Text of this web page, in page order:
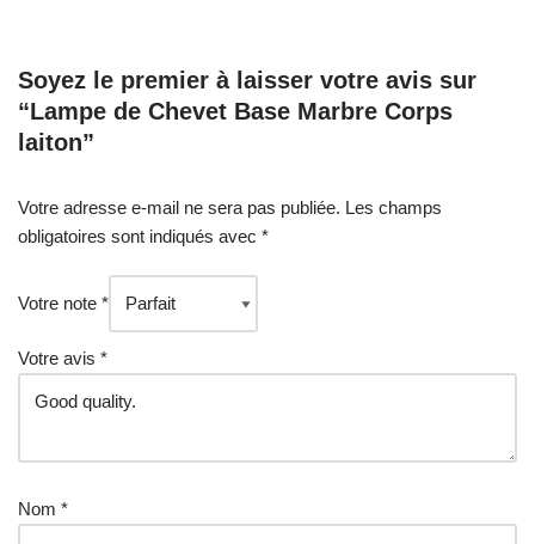
Soyez le premier à laisser votre avis sur
“Lampe de Chevet Base Marbre Corps
laiton”
Votre adresse e-mail ne sera pas publiée. Les champs
obligatoires sont indiqués avec *
Votre note *
Votre avis *
Nom *